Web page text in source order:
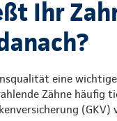
Ihr
eine
Zähne häufig